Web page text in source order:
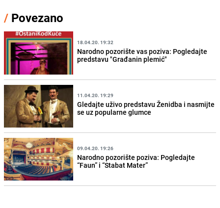
/ Povezano
18.04.20. 19:32
Narodno pozorište vas poziva: Pogledajte
predstavu "Građanin plemić"
11.04.20. 19:29
Gledajte uživo predstavu Ženidba i nasmijte
se uz popularne glumce
09.04.20. 19:26
Narodno pozorište poziva: Pogledajte
“Faun” i “Stabat Mater”